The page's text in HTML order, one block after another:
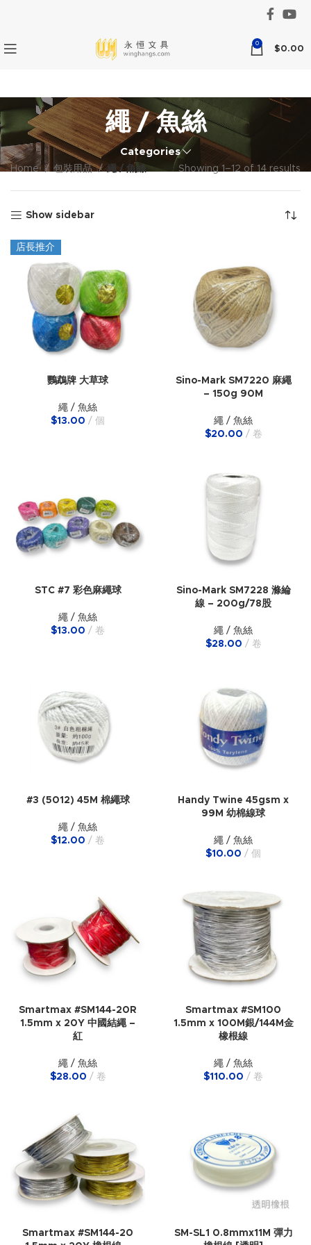
0
$0.00
繩 / 魚絲
Categories
Home 包裝用品 繩 / 魚絲 Showing 1–12 of 14 results
Show sidebar
店長推介
鸚鵡牌 大草球
繩 / 魚絲
$13.00 個
Sino-Mark SM7220 麻繩
– 150g 90M
繩 / 魚絲
$20.00 卷
STC #7 彩色麻繩球
繩 / 魚絲
$13.00 卷
Sino-Mark SM7228 滌綸
線 – 200g/78股
繩 / 魚絲
$28.00 卷
#3 (5012) 45M 棉繩球
繩 / 魚絲
$12.00 卷
Handy Twine 45gsm x
99M 幼棉線球
繩 / 魚絲
$10.00 個
Smartmax #SM144-20R
1.5mm x 20Y 中國結繩 –
紅
繩 / 魚絲
$28.00 卷
Smartmax #SM100
1.5mm x 100M銀/144M金
橡根線
繩 / 魚絲
$110.00 卷
Smartmax #SM144-20
SM-SL1 0.8mmx11M 彈力